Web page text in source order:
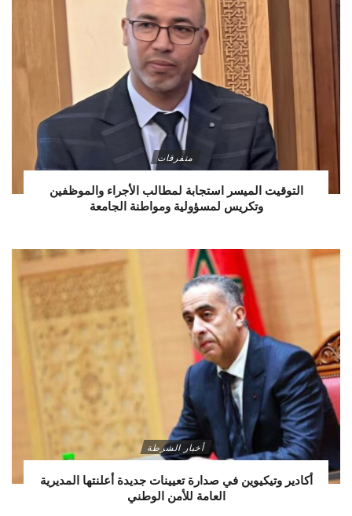
متفرقات
التوقيت الميسر استجابة لمطالب الأجراء والموظفين
وتكريس لمسؤولية ومواطنة الجامعة
أخبار الشرطة
أكادير وتيكيوين في صدارة تعيينات جديدة أعلنتها المديرية
العامة للأمن الوطني